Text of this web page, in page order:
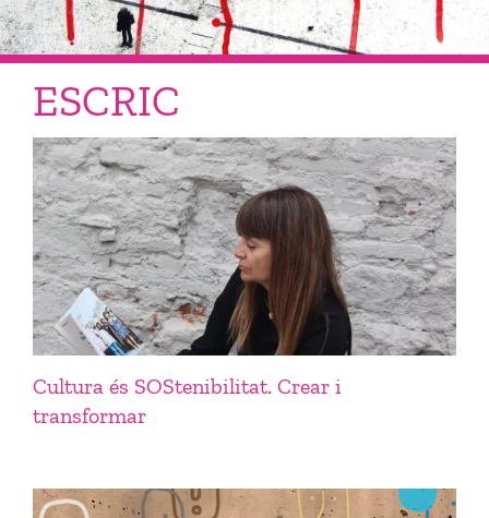
ESCRIC
Cultura és SOStenibilitat. Crear i
transformar